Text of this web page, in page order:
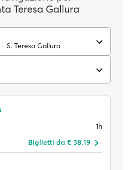
Teresa Gallura
S. Teresa Gallura
1h
Biglietti da € 38.19